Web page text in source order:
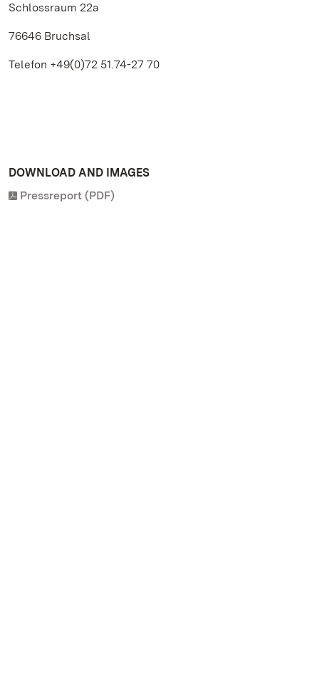
Schlossraum 22a
76646 Bruchsal
Telefon +49(0)72 51.74-27 70
DOWNLOAD AND IMAGES
Pressreport (PDF)